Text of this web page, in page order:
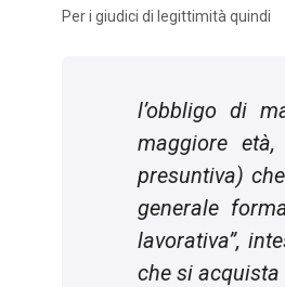
Per i giudici di legittimità quindi
l’obbligo di
maggiore
presuntiva)
generale
lavorativa”,
che si